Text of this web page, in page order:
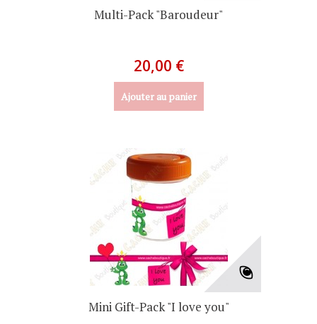
Multi-Pack "Baroudeur"
20,00 €
Ajouter au panier
Mini Gift-Pack "I love you"